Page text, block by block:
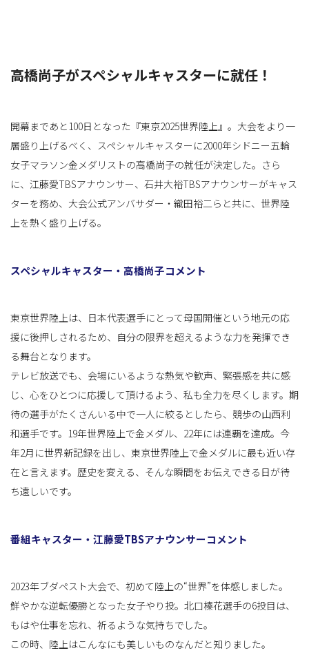
高橋尚子がスペシャルキャスターに就任！
開幕まであと100日となった『東京2025世界陸上』。大会をより一
層盛り上げるべく、スペシャルキャスターに2000年シドニー五輪
女子マラソン金メダリストの高橋尚子の就任が決定した。さら
に、江藤愛TBSアナウンサー、石井大裕TBSアナウンサーがキャス
ターを務め、大会公式アンバサダー・織田裕二らと共に、世界陸
上を熱く盛り上げる。
スペシャルキャスター・高橋尚子コメント
東京世界陸上は、日本代表選手にとって母国開催という地元の応
援に後押しされるため、自分の限界を超えるような力を発揮でき
る舞台となります。
テレビ放送でも、会場にいるような熱気や歓声、緊張感を共に感
じ、心をひとつに応援して頂けるよう、私も全力を尽くします。期
待の選手がたくさんいる中で一人に絞るとしたら、競歩の山西利
和選手です。19年世界陸上で金メダル、22年には連覇を達成。今
年2月に世界新記録を出し、東京世界陸上で金メダルに最も近い存
在と言えます。歴史を変える、そんな瞬間をお伝えできる日が待
ち遠しいです。
番組キャスター・江藤愛TBSアナウンサーコメント
2023年ブダペスト大会で、初めて陸上の“世界”を体感しました。
鮮やかな逆転優勝となった女子やり投。北口榛花選手の6投目は、
もはや仕事を忘れ、祈るような気持ちでした。
この時、陸上はこんなにも美しいものなんだと知りました。